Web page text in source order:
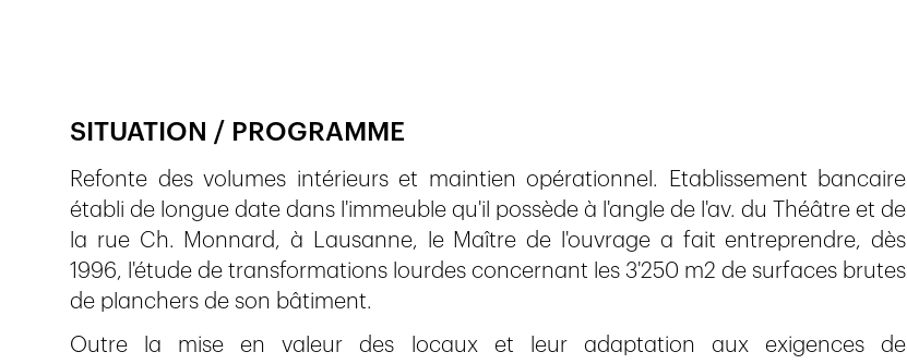
SITUATION / PROGRAMME
Refonte des volumes intérieurs et maintien opérationnel. Etablissement bancaire
établi de longue date dans l'immeuble qu'il possède à l'angle de l'av. du Théâtre et de
la rue Ch. Monnard, à Lausanne, le Maître de l'ouvrage a fait entreprendre, dès
1996, l'étude de transformations lourdes concernant les 3'250 m2 de surfaces brutes
de planchers de son bâtiment.
Outre la mise en valeur des locaux et leur adaptation aux exigences de